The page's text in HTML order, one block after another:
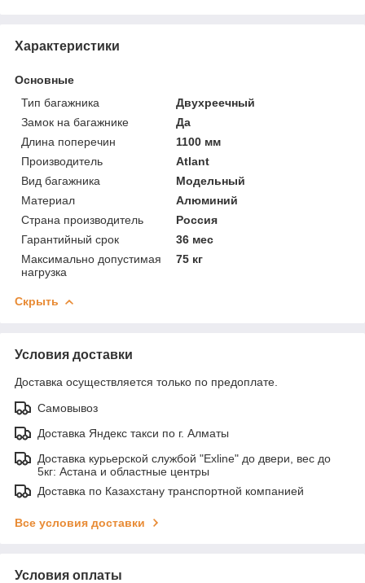
Характеристики
Основные
Тип багажника
Двухреечный
Замок на багажнике
Да
Длина поперечин
1100 мм
Производитель
Atlant
Вид багажника
Модельный
Материал
Алюминий
Страна производитель
Россия
Гарантийный срок
36 мес
Максимально допустимая
нагрузка
75 кг
Скрыть
Условия доставки
Доставка осуществляется только по предоплате.
Самовывоз
Доставка Яндекс такси по г. Алматы
Доставка курьерской службой "Exline" до двери, вес до
5кг: Астана и областные центры
Доставка по Казахстану транспортной компанией
Все условия доставки
Условия оплаты